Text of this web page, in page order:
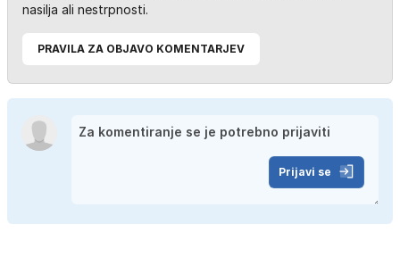
nasilja ali nestrpnosti.
PRAVILA ZA OBJAVO KOMENTARJEV
Prijavi se